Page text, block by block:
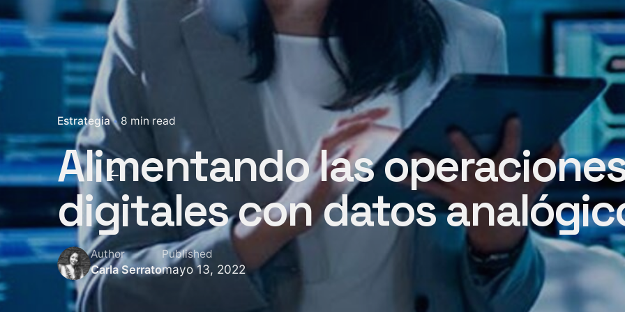
Estrategia 8 min read
Alimentando las
digitales con datos
Author
Carla Serrato
Published
mayo 13, 2022